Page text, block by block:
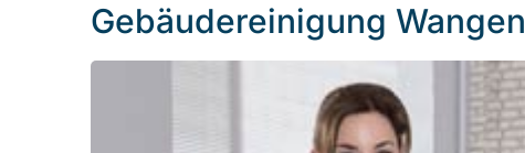
Gebäudereinigung Wangen